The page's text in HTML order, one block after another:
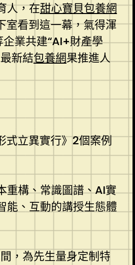
人，在甜心寶貝包養網
室看到這一幕，氣得渾
業共建“AI+財產學
新結包養網果推進人
式立異實行》2個案例
重構、常識圖譜、AI實
能、互動的講授生態體
，為先生量身定制特